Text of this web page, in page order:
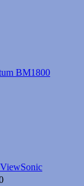
BM1800